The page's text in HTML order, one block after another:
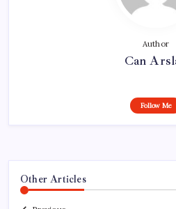
Author
Can
Follow Me
Other Articles